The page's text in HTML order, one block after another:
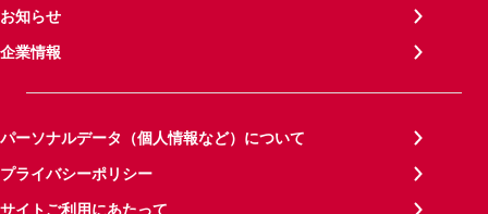
お知らせ
企業情報
パーソナルデータ（個人情報など）について
プライバシーポリシー
サイトご利用にあたって